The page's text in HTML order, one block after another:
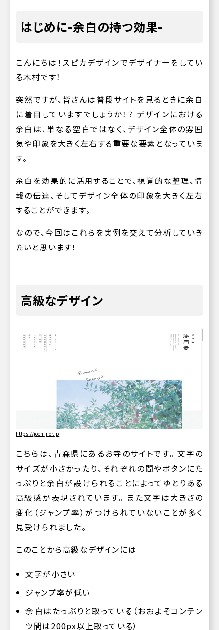
はじめに-余白の持つ効果-
こんにちは！スピカデザインでデザイナーをしてい
る木村です！
突然ですが、皆さんは普段サイトを見るときに余白
に着目していますでしょうか！？ デザインにおける
余白は、単なる空白ではなく、デザイン全体の雰囲
気や印象を大きく左右する重要な要素となっていま
す。
余白を効果的に活用することで、視覚的な整理、情
報の伝達、そしてデザイン全体の印象を大きく左右
することができます。
なので、今回はこれらを実例を交えて分析していき
たいと思います！
高級なデザイン
https://joen-ji.or.jp
こちらは、青森県にあるお寺のサイトです。 文字の
サイズが小さかったり、それぞれの間やボタンにた
っぷりと余白が設けられることによってゆとりある
高級感が表現されています。 また文字は大きさの
変化（ジャンプ率）がつけられていないことが多く
見受けられました。
このことから高級なデザインには
文字が小さい
ジャンプ率が低い
余白はたっぷりと取っている（おおよそコンテン
ツ間は200px以上取っている）